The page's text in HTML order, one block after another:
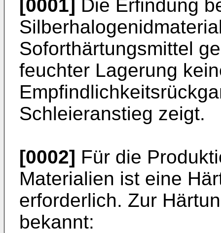
[0001] Die Erfindung
Soforthärtungsmittel
feuchter Lagerung
Schleieranstieg zeigt.
[0002] Für die
Materialien ist eine
erforderlich. Zur
bekannt: